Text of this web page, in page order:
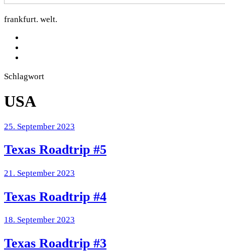
frankfurt. welt.
Schlagwort
USA
25. September 2023
Texas Roadtrip #5
21. September 2023
Texas Roadtrip #4
18. September 2023
Texas Roadtrip #3